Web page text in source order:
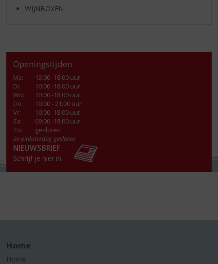
WIJNBOXEN
Openingstijden
Ma:
13:00- 18:00 uur
Di:
10:00 -18:00 uur
Wo:
10:00 -18:00 uur
Do:
10:00 - 21:00 uur
Vr:
10:00 -18:00 uur
Za:
09:00 -18:00 uur
Zo:
gesloten
2e pinksterdag gesloten
NIEUWSBRIEF
Schrijf je hier in
Home
Home